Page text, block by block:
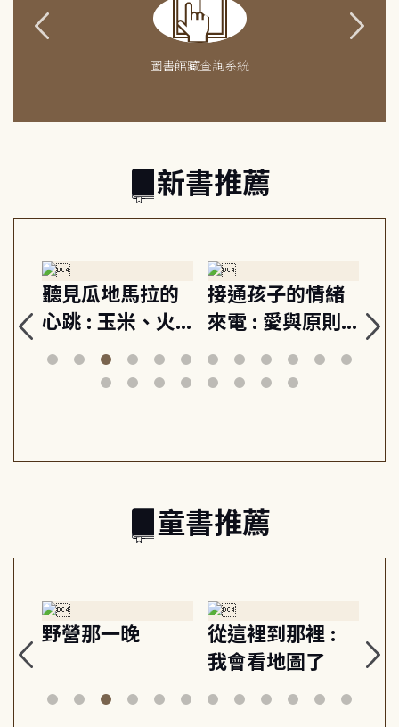
圖書館藏查詢系統
新書推薦
聽見瓜地馬拉的
心跳 : 玉米、火
山與信仰, 外交官
筆下的現代馬雅
接通孩子的情緒
來電 : 愛與原則,
建立教養的安定
節奏 22個行動練
關
童書推薦
野營那一晚
從這裡到那裡 :
我會看地圖了
美